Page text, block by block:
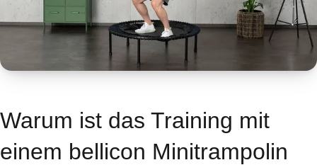
Warum ist das Training mit
einem bellicon Minitrampolin